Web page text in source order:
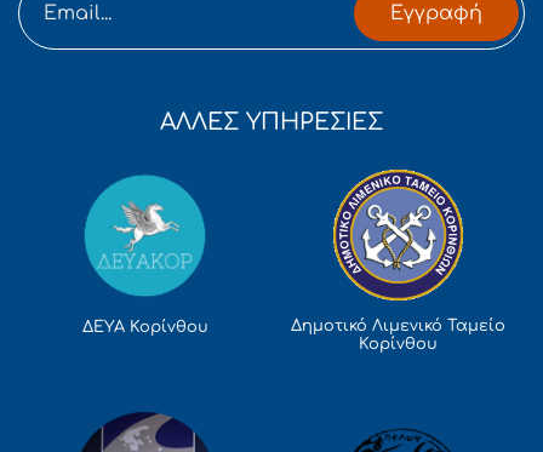
Εγγραφή
ΑΛΛΕΣ ΥΠΗΡΕΣΙΕΣ
ΔΕΥΑ Κορίνθου
Δημοτικό Λιμενικό Ταμείο
Κορίνθου